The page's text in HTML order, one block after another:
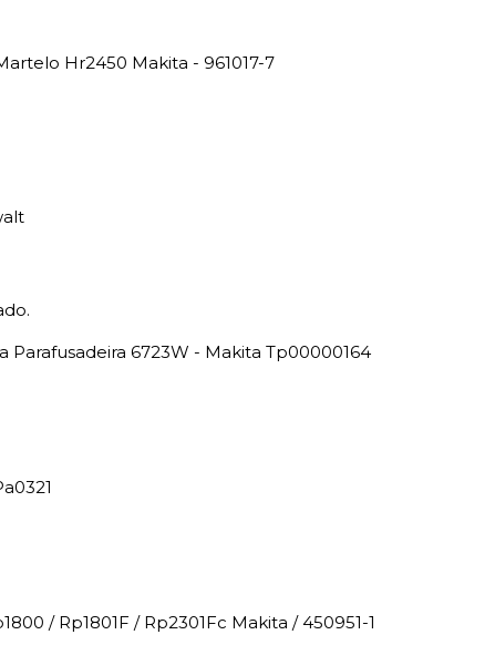
Hr2450 Makita - 961017-7
Parafusadeira 6723W - Makita Tp00000164
/ Rp1801F / Rp2301Fc Makita / 450951-1